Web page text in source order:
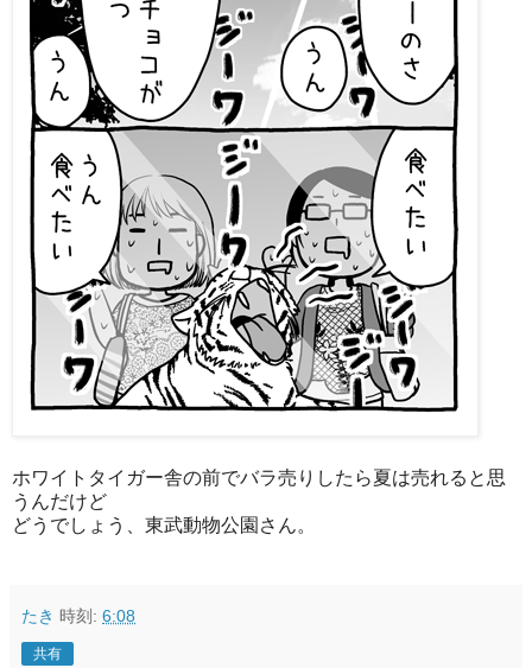
ホワイトタイガー舎の前でバラ売りしたら夏は売れると思
うんだけど
どうでしょう、東武動物公園さん。
たき 時刻: 6:08
共有